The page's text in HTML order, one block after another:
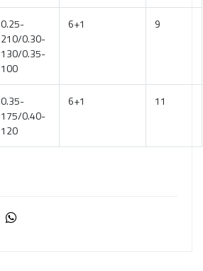
0.25-
210/0.30-
130/0.35-
100
6+1 9
0.35-
175/0.40-
120
6+1 11